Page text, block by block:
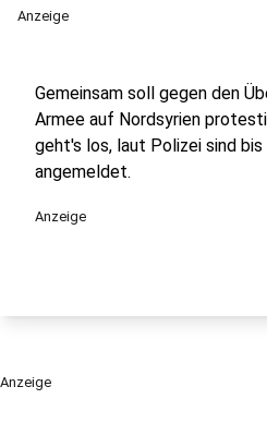
Anzeige
Gemeinsam soll gegen den
Armee auf Nordsyrien
geht's los, laut Polizei sind
angemeldet.
Anzeige
Anzeige